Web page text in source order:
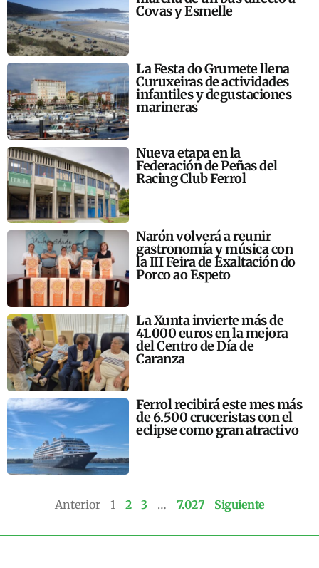
Covas y Esmelle
La Festa do Grumete llena
Curuxeiras de actividades
infantiles y degustaciones
marineras
Nueva etapa en la
Federación de Peñas del
Racing Club Ferrol
Narón volverá a reunir
gastronomía y música con
la III Feira de Exaltación do
Porco ao Espeto
La Xunta invierte más de
41.000 euros en la mejora
del Centro de Día de
Caranza
Ferrol recibirá este mes más
de 6.500 cruceristas con el
eclipse como gran atractivo
Anterior 1 2 3 … 7.027 Siguiente